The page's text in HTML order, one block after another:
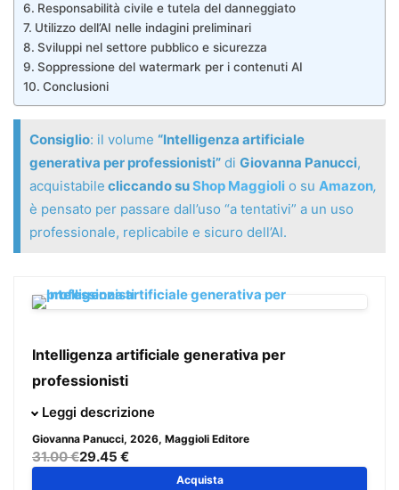
Responsabilità civile e tutela del danneggiato
Utilizzo dell’AI nelle indagini preliminari
Sviluppi nel settore pubblico e sicurezza
Soppressione del watermark per i contenuti AI
Conclusioni
Consiglio: il volume “Intelligenza artificiale
generativa per professionisti” di Giovanna Panucci,
acquistabile cliccando suShop Maggioli o su Amazon,
è pensato per passare dall’uso “a tentativi” a un uso
professionale, replicabile e sicuro dell’AI.
Intelligenza artificiale generativa per
professionisti
Questo non è (solo) un libro sull’AI generativa:
usoprofessionale, replicabile e sicuro
operativa per imparare a dialogare con i modelli, costruire
Leggi descrizione
Giovanna Panucci, 2026, Maggioli Editore
31.00 €29.45 €
Acquista